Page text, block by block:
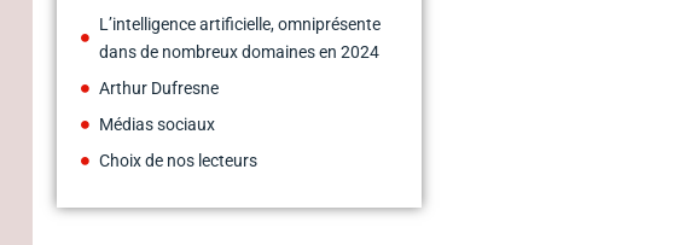
L’intelligence artificielle, omniprésente
dans de nombreux domaines en 2024
Arthur Dufresne
Médias sociaux
Choix de nos lecteurs